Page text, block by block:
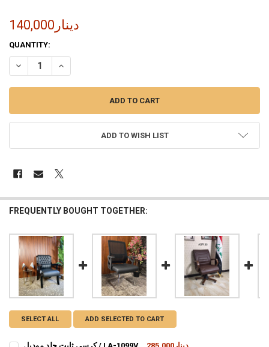
140,000دينار
CURRENT
STOCK:
QUANTITY:
ADD TO WISH LIST
FREQUENTLY BOUGHT TOGETHER:
SELECT ALL ADD SELECTED TO CART